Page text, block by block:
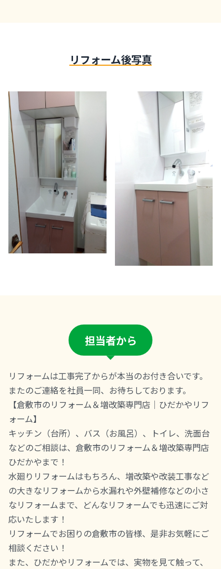
リフォーム後写真
担当者から
リフォームは工事完了からが本当のお付き合いです。
またのご連絡を社員一同、お待ちしております。
【倉敷市のリフォーム＆増改築専門店｜ひだかやリフ
ォーム】
キッチン（台所）、バス（お風呂）、トイレ、洗面台
などのご相談は、倉敷市のリフォーム＆増改築専門店
ひだかやまで！
水廻りリフォームはもちろん、増改築や改装工事など
の大きなリフォームから水漏れや外壁補修などの小さ
なリフォームまで、どんなリフォームでも迅速にご対
応いたします！
リフォームでお困りの倉敷市の皆様、是非お気軽にご
相談ください！
また、ひだかやリフォームでは、実物を見て触って、